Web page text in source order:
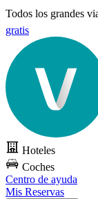
Todos los grandes
gratis
Hoteles
Coches
Centro de ayuda
Mis Reservas